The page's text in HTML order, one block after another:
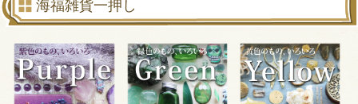
海福雑貨一押し